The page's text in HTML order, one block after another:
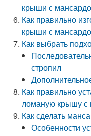
крыши с
Как правильно
крыши с
Как выбрать
стропил
Как правильно
ломаную крышу с
Как сделать
Особенности